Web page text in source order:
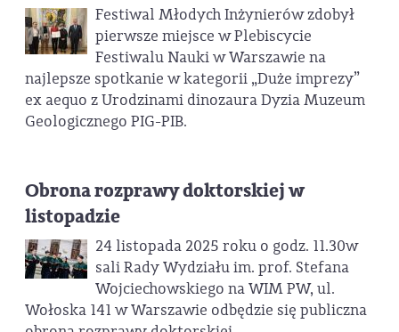
Festiwal Młodych Inżynierów zdobył
pierwsze miejsce w Plebiscycie
Festiwalu Nauki w Warszawie na
najlepsze spotkanie w kategorii „Duże imprezy”
ex aequo z Urodzinami dinozaura Dyzia Muzeum
Geologicznego PIG-PIB.
Obrona rozprawy doktorskiej w
listopadzie
24 listopada 2025 roku o godz. 11.30w
sali Rady Wydziału im. prof. Stefana
Wojciechowskiego na WIM PW, ul.
Wołoska 141 w Warszawie odbędzie się publiczna